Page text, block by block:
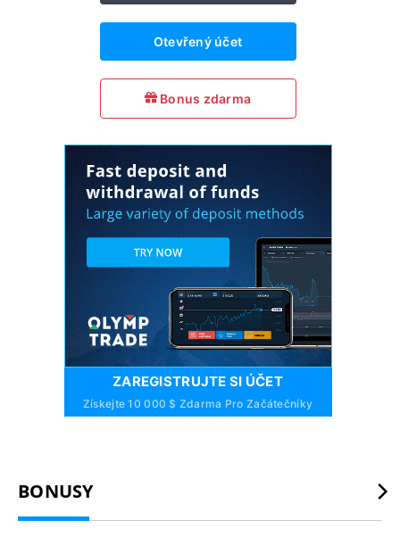
Otevřený účet
Bonus zdarma
ZAREGISTRUJTE SI ÚČET
Získejte 10 000 $ Zdarma Pro Začátečníky
BONUSY